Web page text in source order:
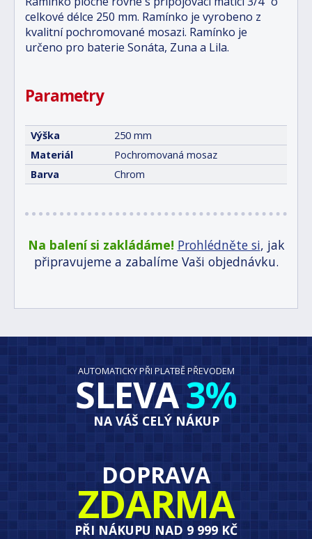
celkové délce 250 mm. Ramínko je vyrobeno z
kvalitní pochromované mosazi. Ramínko je
určeno pro baterie Sonáta, Zuna a Lila.
Parametry
Výška
250 mm
Materiál
Pochromovaná mosaz
Barva
Chrom
Na balení si zakládáme! Prohlédněte si, jak
připravujeme a zabalíme Vaši objednávku.
AUTOMATICKY PŘI PLATBĚ PŘEVODEM
SLEVA3%
NA VÁŠ CELÝ NÁKUP
DOPRAVA
ZDARMA
PŘI NÁKUPU NAD 9 999 KČ